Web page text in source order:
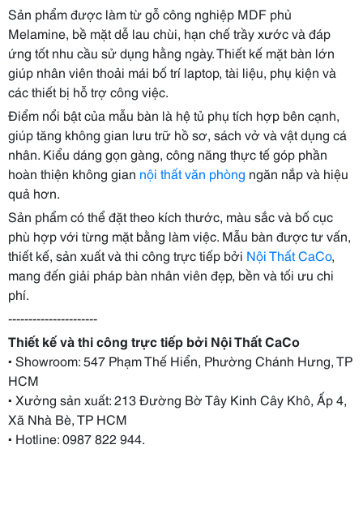
Sản phẩm được làm từ gỗ công nghiệp MDF phủ
Melamine, bề mặt dễ lau chùi, hạn chế trầy xước và đáp
ứng tốt nhu cầu sử dụng hằng ngày. Thiết kế mặt bàn lớn
giúp nhân viên thoải mái bố trí laptop, tài liệu, phụ kiện và
các thiết bị hỗ trợ công việc.
Điểm nổi bật của mẫu bàn là hệ tủ phụ tích hợp bên cạnh,
giúp tăng không gian lưu trữ hồ sơ, sách vở và vật dụng cá
nhân. Kiểu dáng gọn gàng, công năng thực tế góp phần
hoàn thiện không gian nội thất văn phòng ngăn nắp và hiệu
quả hơn.
Sản phẩm có thể đặt theo kích thước, màu sắc và bố cục
phù hợp với từng mặt bằng làm việc. Mẫu bàn được tư vấn,
thiết kế, sản xuất và thi công trực tiếp bởi Nội Thất CaCo,
mang đến giải pháp bàn nhân viên đẹp, bền và tối ưu chi
phí.
----------------------
Thiết kế và thi công trực tiếp bởi Nội Thất CaCo
▪ Showroom: 547 Phạm Thế Hiển, Phường Chánh Hưng, TP
HCM
▪ Xưởng sản xuất: 213 Đường Bờ Tây Kinh Cây Khô, Ấp 4,
Xã Nhà Bè, TP HCM
▪ Hotline: 0987 822 944.